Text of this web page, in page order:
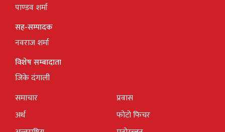
पाण्डव शर्मा
सह-सम्पादक
नवराज शर्मा
विशेष सम्बादाता
जिके दंगाली
समाचार
अर्थ
प्रवास
फोटो फिचर